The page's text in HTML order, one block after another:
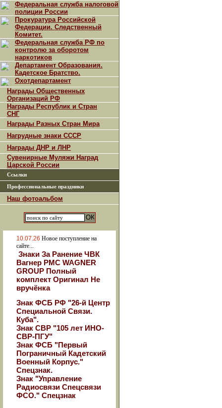
Федеральная служба налоговой
полиции России
Прокуратура Российской
Федерации. Следственный
Комитет.
Федеральная служба РФ по
контролю за оборотом
наркотиков
Департамент Образования.
Кадетское Братство.
Охотдепартамент
Награды Общественных
Организаций РФ
Награды Республик и Стран
СНГ
Награды Разных Стран Мира
Нагрудные знаки СССР
Награды ДНР и ЛНР
Сувенирные Муляжи Наград
Царской России
Ссылки
Профессиональные праздники
Наш фотоальбом
10.07.26 Новое поступление на
сайте...
Знаки За Ранение ЧВК
Вагнер РМС WAGNER
GROUP Полный
комплект Оригинал Не
вручёнка
Знак ФСБ РФ "26-й Центр
Специальной Связи.
Куба".
Знак СВР "105 лет ИНО-
СВР-ПГУ"
Знак ФСБ "Первый
Пограничный Кадетский
Военный Корпус."
Спецзнак.
Знак "Управление
Радиосвязи Спецсвязи
ФСО." Спецзнак